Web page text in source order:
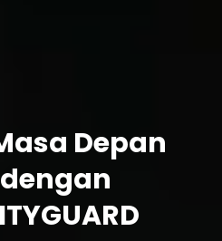
Depan